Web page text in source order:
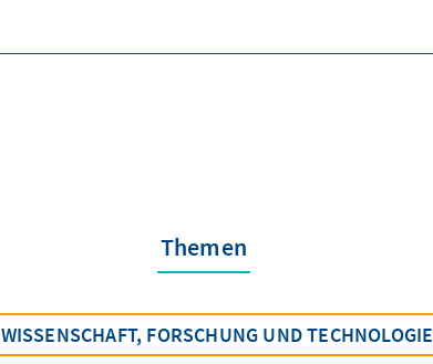
Themen
WISSENSCHAFT, FORSCHUNG UND TECHNOLOGIE